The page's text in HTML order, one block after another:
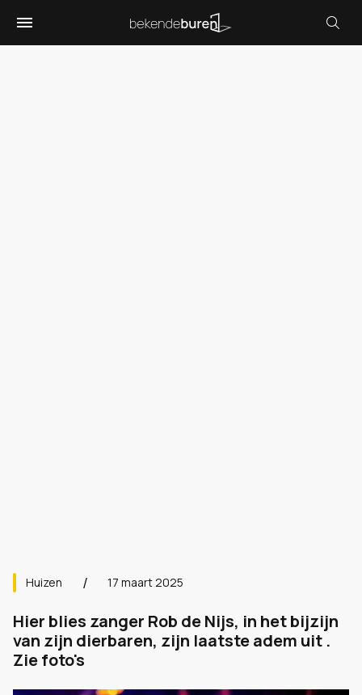
Huizen 17 maart 2025
Hier blies zanger Rob de Nijs, in het bijzijn
van zijn dierbaren, zijn laatste adem uit .
Zie foto's